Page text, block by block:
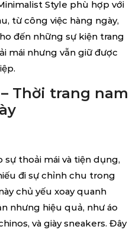
Style phù hợp với
từ công việc hàng ngày,
đến những sự kiện trang
mái nhưng vẫn giữ được
Thời trang nam
thoải mái và tiện dụng,
đi sự chỉnh chu trong
chủ yếu xoay quanh
nhưng hiệu quả, như áo
và giày sneakers. Đây